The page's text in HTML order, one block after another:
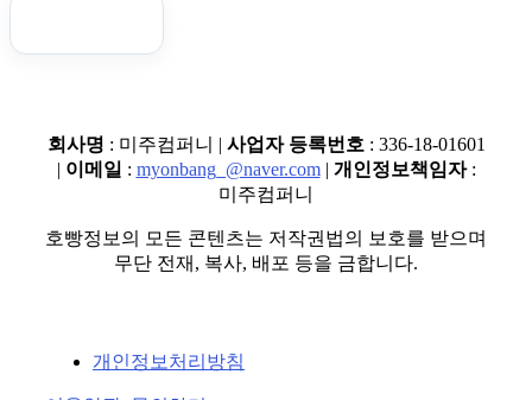
회사명 : 미주컴퍼니 | 사업자 등록번호 : 336-18-01601
| 이메일 : myonbang_@naver.com| 개인정보책임자:
미주컴퍼니
호빵정보의 모든 콘텐츠는 저작권법의 보호를 받으며
무단 전재, 복사, 배포 등을 금합니다.
개인정보처리방침